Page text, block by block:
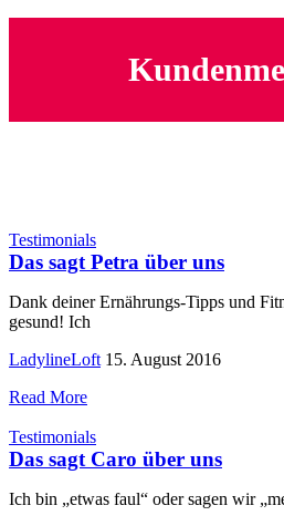
Testimonials
Das sagt Petra über uns
Dank deiner Ernährungs-Tipps und
gesund! Ich
LadylineLoft 15. August 2016
Read More
Testimonials
Das sagt Caro über uns
Ich bin „etwas faul“ oder sagen wir